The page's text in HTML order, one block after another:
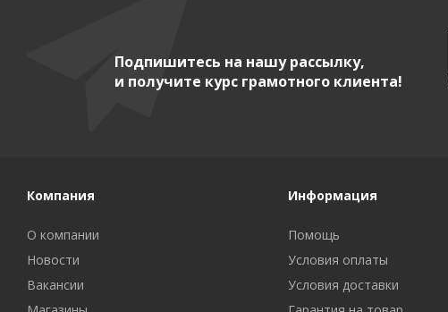
Подпишитесь на нашу рассылку,
и получите курс грамотного клиента!
Компания
О компании
Новости
Вакансии
Информация
Помощь
Условия оплаты
Условия доставки